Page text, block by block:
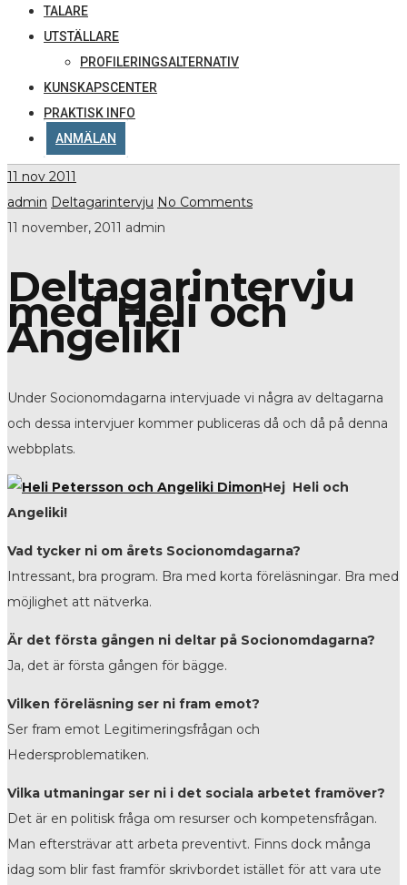
TALARE
UTSTÄLLARE
PROFILERINGSALTERNATIV
KUNSKAPSCENTER
PRAKTISK INFO
ANMÄLAN
11 nov 2011
admin Deltagarintervju No Comments
11 november, 2011 admin
Deltagarintervju
med Heli och
Angeliki
Under Socionomdagarna intervjuade vi några av deltagarna
och dessa intervjuer kommer publiceras då och då på denna
webbplats.
Hej Heli och
Angeliki!
Vad tycker ni om årets Socionomdagarna?
Intressant, bra program. Bra med korta föreläsningar. Bra med
möjlighet att nätverka.
Är det första gången ni deltar på Socionomdagarna?
Ja, det är första gången för bägge.
Vilken föreläsning ser ni fram emot?
Ser fram emot Legitimeringsfrågan och
Hedersproblematiken.
Vilka utmaningar ser ni i det sociala arbetet framöver?
Det är en politisk fråga om resurser och kompetensfrågan.
Man eftersträvar att arbeta preventivt. Finns dock många
idag som blir fast framför skrivbordet istället för att vara ute